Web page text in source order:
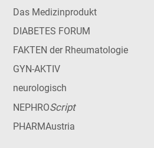
Das Medizinprodukt
DIABETES FORUM
FAKTEN der Rheumatologie
GYN-AKTIV
neurologisch
NEPHROScript
PHARMAustria